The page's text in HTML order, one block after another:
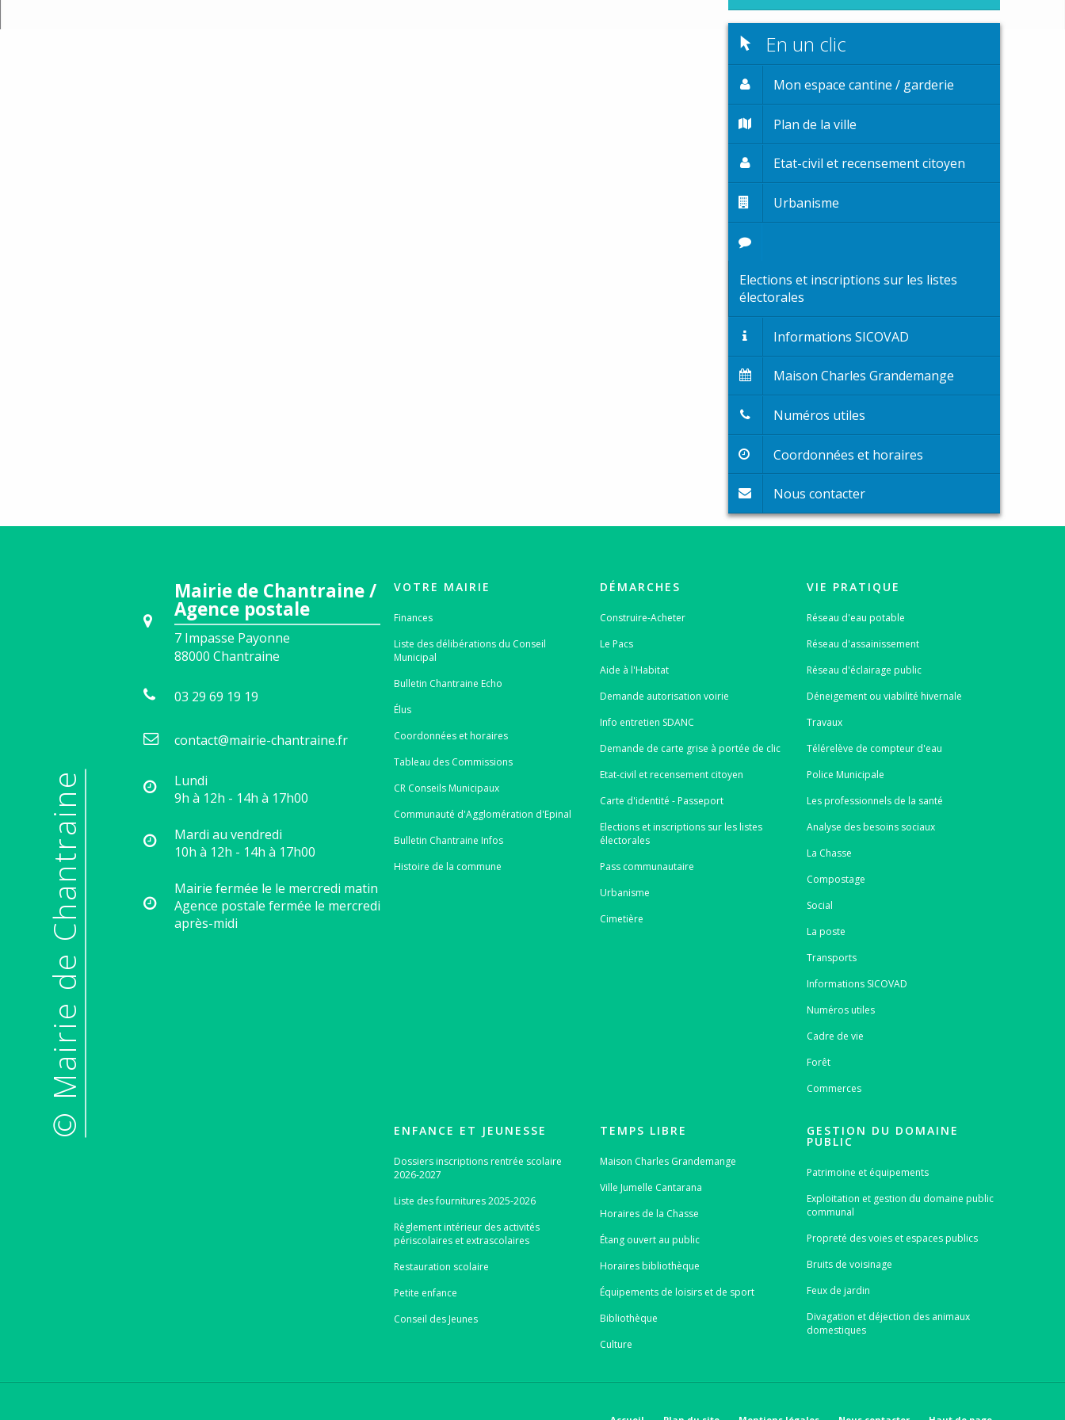
En un clic
Mon espace cantine / garderie
Plan de la ville
Etat-civil et recensement citoyen
Urbanisme
Elections et inscriptions sur les listes
électorales
Informations SICOVAD
Maison Charles Grandemange
Numéros utiles
Coordonnées et horaires
Nous contacter
© Mairie de Chantraine
Mairie de Chantraine /
Agence postale
7 Impasse Payonne
88000 Chantraine
03 29 69 19 19
contact@mairie-chantraine.fr
Lundi
9h à 12h - 14h à 17h00
Mardi au vendredi
10h à 12h - 14h à 17h00
Mairie fermée le le mercredi matin
Agence postale fermée le mercredi
après-midi
VOTRE MAIRIE
Finances
Liste des délibérations du Conseil
Municipal
Bulletin Chantraine Echo
Élus
Coordonnées et horaires
Tableau des Commissions
CR Conseils Municipaux
Communauté d'Agglomération d'Epinal
Bulletin Chantraine Infos
Histoire de la commune
DÉMARCHES
Construire-Acheter
Le Pacs
Aide à l'Habitat
Demande autorisation voirie
Info entretien SDANC
Demande de carte grise à portée de clic
Etat-civil et recensement citoyen
Carte d'identité - Passeport
Elections et inscriptions sur les listes
électorales
Pass communautaire
Urbanisme
Cimetière
VIE PRATIQUE
Réseau d'eau potable
Réseau d'assainissement
Réseau d'éclairage public
Déneigement ou viabilité hivernale
Travaux
Télérelève de compteur d'eau
Police Municipale
Les professionnels de la santé
Analyse des besoins sociaux
La Chasse
Compostage
Social
La poste
Transports
Informations SICOVAD
Numéros utiles
Cadre de vie
Forêt
Commerces
ENFANCE ET JEUNESSE
Dossiers inscriptions rentrée scolaire
2026-2027
Liste des fournitures 2025-2026
Règlement intérieur des activités
périscolaires et extrascolaires
Restauration scolaire
Petite enfance
Conseil des Jeunes
TEMPS LIBRE
Maison Charles Grandemange
Ville Jumelle Cantarana
Horaires de la Chasse
Étang ouvert au public
Horaires bibliothèque
Équipements de loisirs et de sport
Bibliothèque
Culture
GESTION DU DOMAINE
PUBLIC
Patrimoine et équipements
Exploitation et gestion du domaine public
communal
Propreté des voies et espaces publics
Bruits de voisinage
Feux de jardin
Divagation et déjection des animaux
domestiques